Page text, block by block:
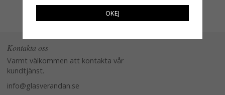
Kontakta oss
Varmt välkommen att kontakta vår
kundtjänst.
info@glasverandan.se
OKEJ